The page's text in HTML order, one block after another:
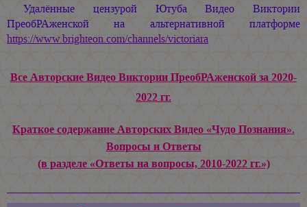
Удалённые цензурой Ютуба Видео Виктории
ПреобРАженской на альтернативной платформе
https://www.brighteon.com/channels/victoriara
Все Авторские Видео Виктории ПреобРАженской за 2020-
2022 гг.
Краткое содержание Авторских Видео «Чудо Познания».
Вопросы и Ответы
(в разделе «Ответы на вопросы, 2010-2022 гг.»)